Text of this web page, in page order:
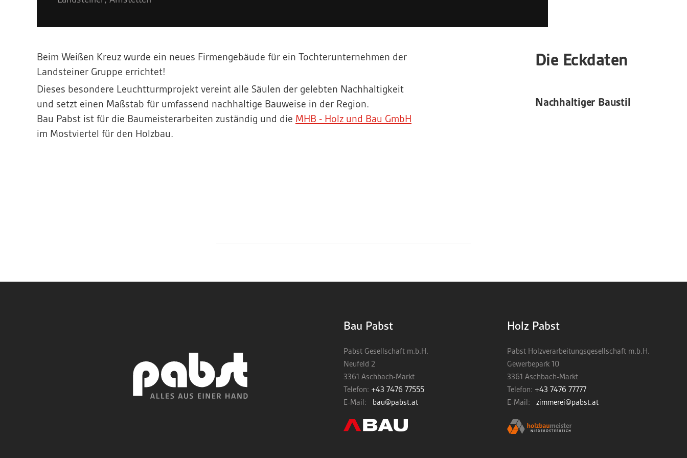
Beim Weißen Kreuz wurde ein neues Firmengebäude für ein Tochterunternehmen der
Landsteiner Gruppe errichtet!
Dieses besondere Leuchtturmprojekt vereint alle Säulen der gelebten Nachhaltigkeit
und setzt einen Maßstab für umfassend nachhaltige Bauweise in der Region.
Bau Pabst ist für die Baumeisterarbeiten zuständig und die MHB - Holz und Bau GmbH
im Mostviertel für den Holzbau.
Die Eckdaten
Nachhaltiger Baustil
Bau Pabst
Pabst Gesellschaft m.b.H.
Neufeld 2
3361 Aschbach-Markt
Telefon: +43 7476 77555
E-Mail: bau@pabst.at
Holz Pabst
Pabst Holzverarbeitungsgesellschaft m.b.H.
Gewerbepark 10
3361 Aschbach-Markt
Telefon: +43 7476 77777
E-Mail: zimmerei@pabst.at